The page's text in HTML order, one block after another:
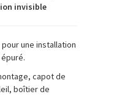
invisible
une installation
capot de
boîtier de